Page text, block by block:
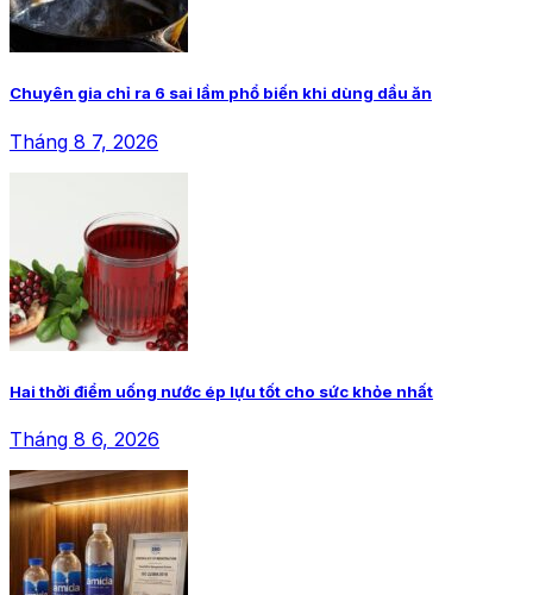
Chuyên gia chỉ ra 6 sai lầm phổ biến khi dùng dầu ăn
Tháng 8 7, 2026
Hai thời điểm uống nước ép lựu tốt cho sức khỏe nhất
Tháng 8 6, 2026